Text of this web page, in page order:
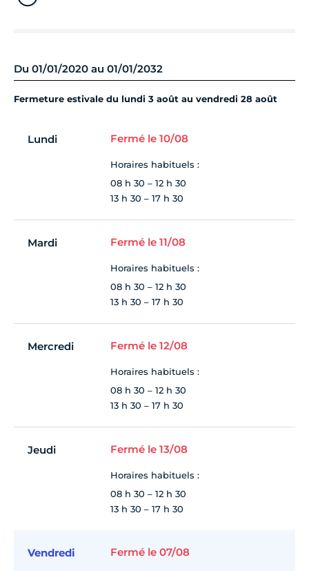
Du 01/01/2020 au 01/01/2032
Fermeture estivale du lundi 3 août au vendredi 28 août
Lundi Fermé le 10/08
Horaires habituels :
08 h 30 – 12 h 30
13 h 30 – 17 h 30
Mardi Fermé le 11/08
Horaires habituels :
08 h 30 – 12 h 30
13 h 30 – 17 h 30
Mercredi Fermé le 12/08
Horaires habituels :
08 h 30 – 12 h 30
13 h 30 – 17 h 30
Jeudi Fermé le 13/08
Horaires habituels :
08 h 30 – 12 h 30
13 h 30 – 17 h 30
Vendredi Fermé le 07/08